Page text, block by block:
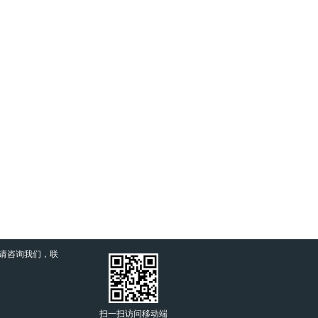
咨询我们，联
扫一扫访问移动端